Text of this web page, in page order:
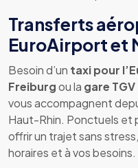
Transferts
EuroAirport et
Besoin d’un taxi pour
Freiburgou la gare
vous accompagnent
Haut-Rhin. Ponctuels et
offrir un trajet sans
horaires et à vos besoins.